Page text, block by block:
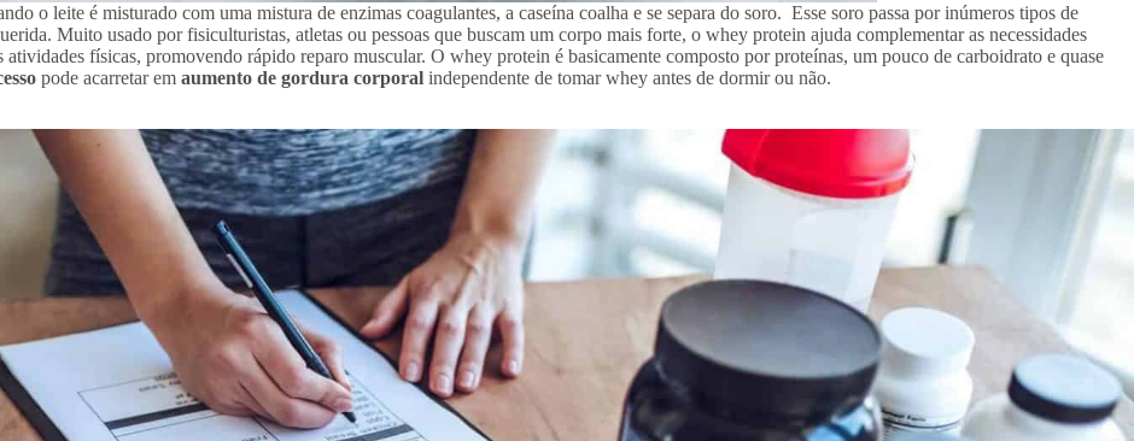
o leite é misturado com uma mistura de enzimas coagulantes, a caseína coalha e se separa do soro. Esse soro passa por inúmeros tipos de
Muito usado por fisiculturistas, atletas ou pessoas que buscam um corpo mais forte, o whey protein ajuda complementar as necessidades
físicas, promovendo rápido reparo muscular. O whey protein é basicamente composto por proteínas, um pouco de carboidrato e quase
pode acarretar em aumento de gordura corporal independente de tomar whey antes de dormir ou não.